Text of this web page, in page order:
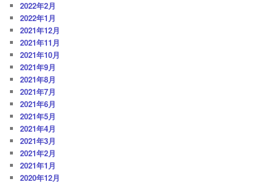
2022年2月
2022年1月
2021年12月
2021年11月
2021年10月
2021年9月
2021年8月
2021年7月
2021年6月
2021年5月
2021年4月
2021年3月
2021年2月
2021年1月
2020年12月